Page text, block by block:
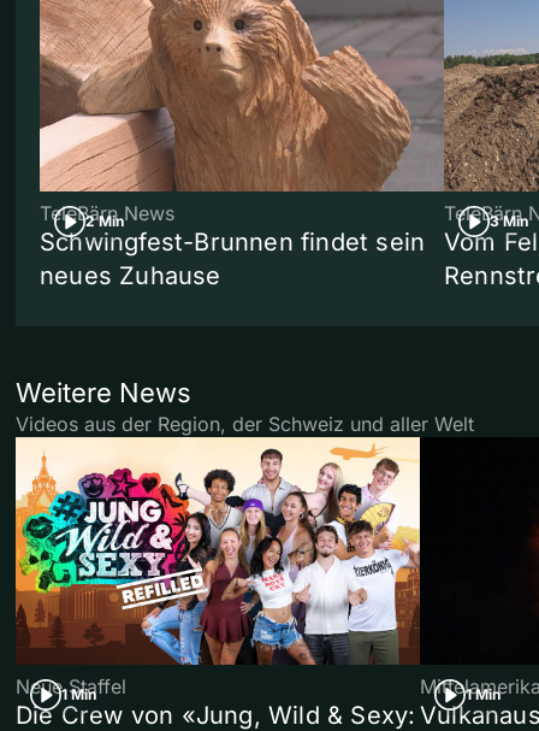
2 Min
TeleBärn News
Schwingfest-Brunnen findet sein
neues Zuhause
3 Min
TeleBärn
Vom
Weitere News
Videos aus der Region, der Schweiz und aller Welt
1 Min
Neue Staffel
Die Crew von «Jung, Wild & Sexy:
1 Min